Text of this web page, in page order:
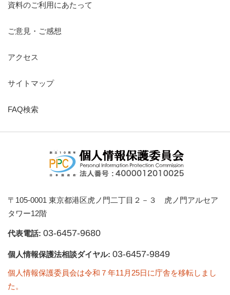
資料のご利用にあたって
ご意見・ご感想
アクセス
サイトマップ
FAQ検索
〒105-0001 東京都港区虎ノ門二丁目２－３ 虎ノ門アルセア
タワー12階
代表電話: 03-6457-9680
個人情報保護法相談ダイヤル: 03-6457-9849
個人情報保護委員会は令和７年11月25日に庁舎を移転しまし
た。